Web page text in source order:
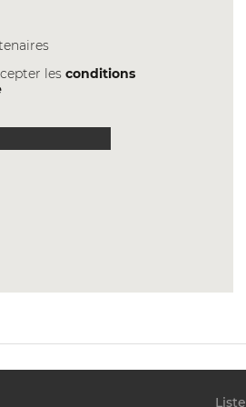
lesconditions